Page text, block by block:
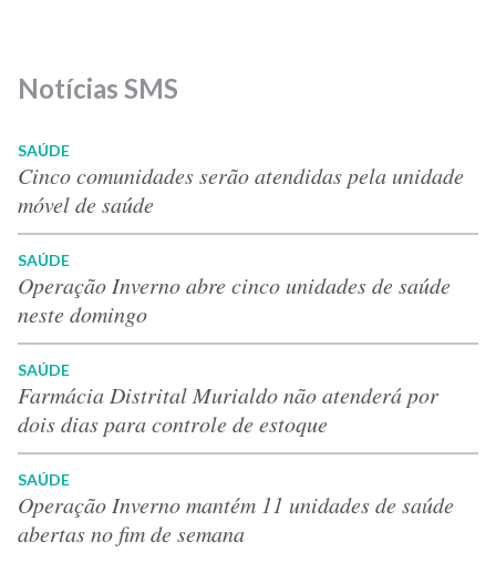
Notícias SMS
SAÚDE
Cinco comunidades serão atendidas pela unidade
móvel de saúde
SAÚDE
Operação Inverno abre cinco unidades de saúde
neste domingo
SAÚDE
Farmácia Distrital Murialdo não atenderá por
dois dias para controle de estoque
SAÚDE
Operação Inverno mantém 11 unidades de saúde
abertas no fim de semana